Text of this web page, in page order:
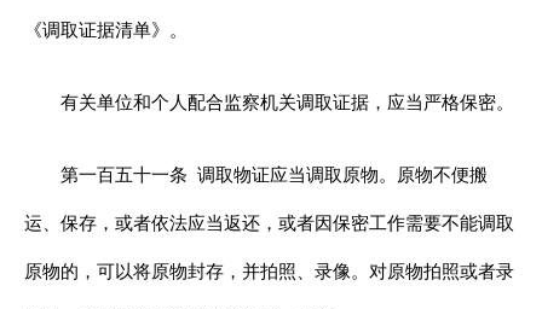
《调取证据清单》。
有关单位和个人配合监察机关调取证据，应当严格保密。
第一百五十一条 调取物证应当调取原物。原物不便搬
运、保存，或者依法应当返还，或者因保密工作需要不能调取
原物的，可以将原物封存，并拍照、录像。对原物拍照或者录